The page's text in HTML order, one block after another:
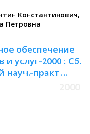
дело :
в
Константинович,
Петровна
обеспечение
и услуг-2000 : Сб.
науч.-практ.